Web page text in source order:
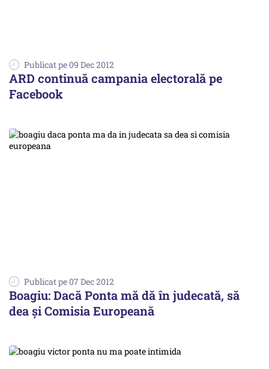
Publicat pe 09 Dec 2012
ARD continuă campania electorală pe
Facebook
Publicat pe 07 Dec 2012
Boagiu: Dacă Ponta mă dă în judecată, să
dea și Comisia Europeană